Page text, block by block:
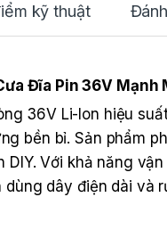
kỹ thuật
Đĩa Pin 36V Mạnh
36V Li-Ion hiệu
bền bỉ. Sản phẩm
Với khả năng
dây điện dài và